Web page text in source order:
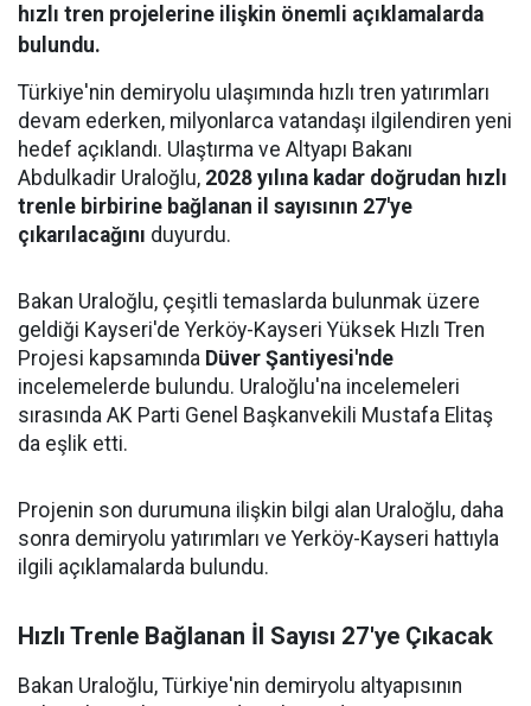
hızlı tren projelerine ilişkin önemli açıklamalarda
bulundu.
Türkiye'nin demiryolu ulaşımında hızlı tren yatırımları
devam ederken, milyonlarca vatandaşı ilgilendiren yeni
hedef açıklandı. Ulaştırma ve Altyapı Bakanı
Abdulkadir Uraloğlu, 2028 yılına kadar doğrudan hızlı
trenle birbirine bağlanan il sayısının 27'ye
çıkarılacağını duyurdu.
Bakan Uraloğlu, çeşitli temaslarda bulunmak üzere
geldiği Kayseri'de Yerköy-Kayseri Yüksek Hızlı Tren
Projesi kapsamında Düver Şantiyesi'nde
incelemelerde bulundu. Uraloğlu'na incelemeleri
sırasında AK Parti Genel Başkanvekili Mustafa Elitaş
da eşlik etti.
Projenin son durumuna ilişkin bilgi alan Uraloğlu, daha
sonra demiryolu yatırımları ve Yerköy-Kayseri hattıyla
ilgili açıklamalarda bulundu.
Hızlı Trenle Bağlanan İl Sayısı 27'ye Çıkacak
Bakan Uraloğlu, Türkiye'nin demiryolu altyapısının